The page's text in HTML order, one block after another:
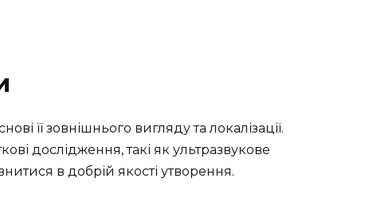
її зовнішнього вигляду та локалізації.
дослідження, такі як ультразвукове
в добрій якості утворення.